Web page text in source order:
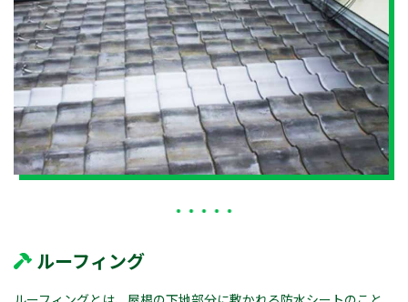
ルーフィング